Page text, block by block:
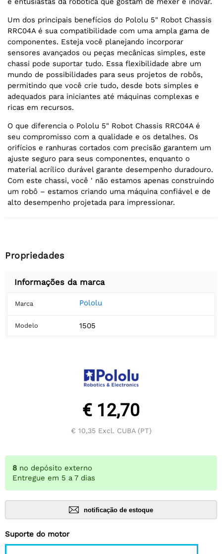
Um dos principais benefícios do Pololu 5" Robot Chassis
RRC04A é sua compatibilidade com uma ampla gama de
componentes. Esteja você planejando incorporar
sensores avançados ou peças mecânicas simples, este
chassi pode suportar tudo. Essa flexibilidade abre um
mundo de possibilidades para seus projetos de robôs,
permitindo que você crie tudo, desde bots simples e
adequados para iniciantes até máquinas complexas e
ricas em recursos.
O que diferencia o Pololu 5" Robot Chassis RRC04A é
seu compromisso com a qualidade e os detalhes. Os
orifícios e ranhuras cortados com precisão garantem um
ajuste seguro para seus componentes, enquanto o
material acrílico durável garante desempenho duradouro.
Com este chassi, você ' não estamos apenas construindo
um robô – estamos criando uma máquina confiável e de
alto desempenho projetada para impressionar.
Propriedades
Informações da marca
Marca Pololu
Modelo 1505
€ 12,70
€ 10,35Excl. CUBA (PT)
8 no depósito externo
Entregue em 5 a 7 dias
notificação de estoque
Suporte do motor